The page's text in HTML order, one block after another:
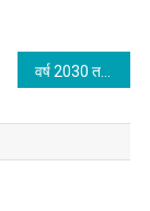
वर्ष 2030 तक 50 से अधिक आबादी वाले गांवों में पहुंचेगी सड़क-मुख्यमंत्री